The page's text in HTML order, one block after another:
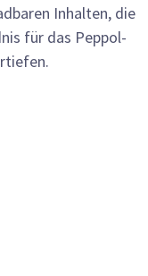
Inhalten, die
für das Peppol-